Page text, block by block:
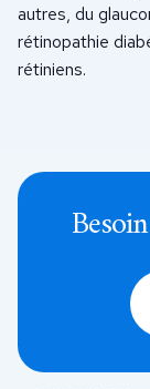
autres, du
rétinopathie
rétiniens.